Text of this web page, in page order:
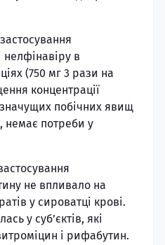
нелфінавіру в
(750 мг 3 рази на
концентрації
побічних явищ
немає потреби у
не впливало на
у сироватці крові.
у суб’єктів, які
і рифабутин.